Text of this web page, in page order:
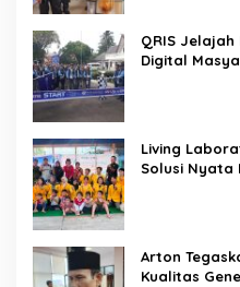
QRIS
Digital
Living
Solusi Nyata
Arton
Kualitas